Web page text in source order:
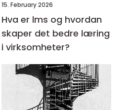
15. February 2026
Hva er lms og hvordan
skaper det bedre læring
i virksomheter?